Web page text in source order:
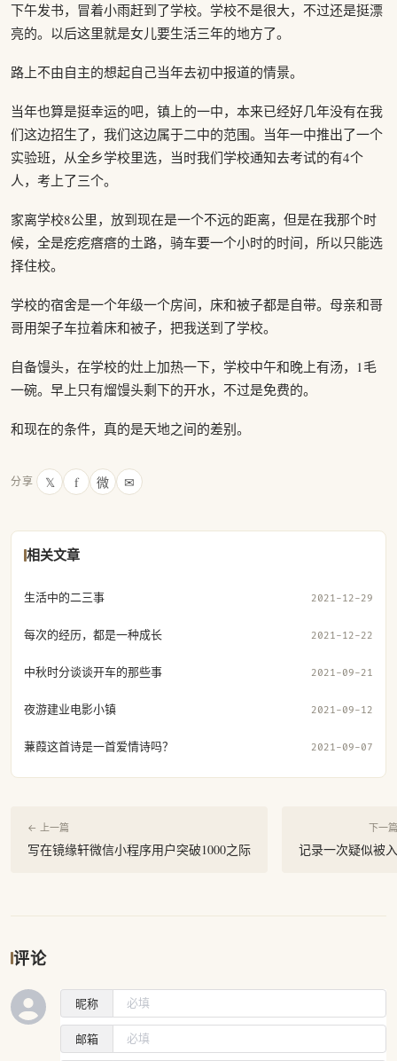
下午发书，冒着小雨赶到了学校。学校不是很大，不过还是挺漂
亮的。以后这里就是女儿要生活三年的地方了。
路上不由自主的想起自己当年去初中报道的情景。
当年也算是挺幸运的吧，镇上的一中，本来已经好几年没有在我
们这边招生了，我们这边属于二中的范围。当年一中推出了一个
实验班，从全乡学校里选，当时我们学校通知去考试的有4个
人，考上了三个。
家离学校8公里，放到现在是一个不远的距离，但是在我那个时
候，全是疙疙瘩瘩的土路，骑车要一个小时的时间，所以只能选
择住校。
学校的宿舍是一个年级一个房间，床和被子都是自带。母亲和哥
哥用架子车拉着床和被子，把我送到了学校。
自备馒头，在学校的灶上加热一下，学校中午和晚上有汤，1毛
一碗。早上只有熘馒头剩下的开水，不过是免费的。
和现在的条件，真的是天地之间的差别。
分享 𝕏 f 微 ✉
相关文章
生活中的二三事 2021-12-29
每次的经历，都是一种成长 2021-12-22
中秋时分谈谈开车的那些事 2021-09-21
夜游建业电影小镇 2021-09-12
蒹葭这首诗是一首爱情诗吗？ 2021-09-07
← 上一篇
写在镜缘轩微信小程序用户突破1000之际
下一
记录一次疑似被
评论
昵称
邮箱